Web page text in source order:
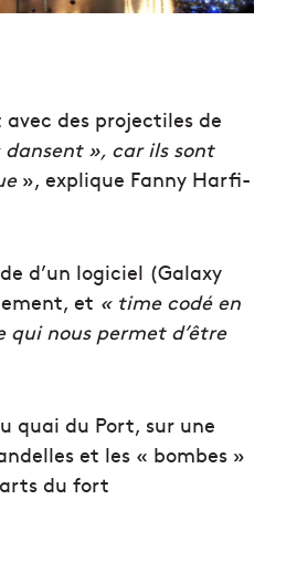
des projectiles de
», car ils sont
», explique Fanny Harfi-
d’un logiciel (Galaxy
et « time codé en
nous permet d’être
quai du Port, sur une
et les « bombes »
du fort